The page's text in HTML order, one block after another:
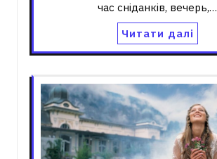
час сніданків, вечерь,…
Читати далі